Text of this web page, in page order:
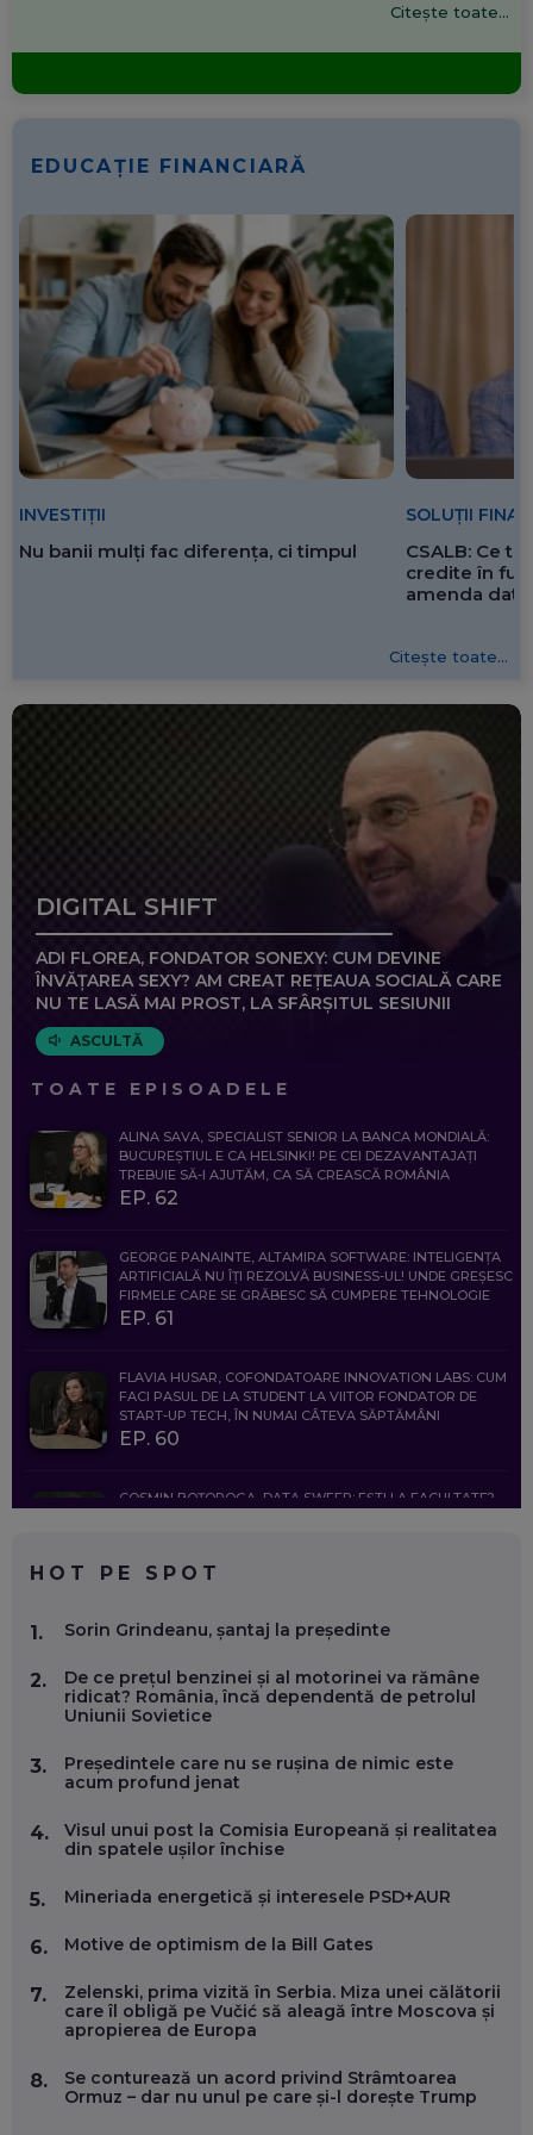
Citește toate...
EDUCAȚIE FINANCIARĂ
INVESTIȚII
Nu banii mulți fac diferența, ci timpul
SOLUȚII
CSALB: Ce
credite în
amenda
Citește toate...
DIGITAL SHIFT
ADI FLOREA, FONDATOR SONEXY: CUM DEVINE
ÎNVĂȚAREA SEXY? AM CREAT REȚEAUA SOCIALĂ CARE
NU TE LASĂ MAI PROST, LA SFÂRȘITUL SESIUNII
ASCULTĂ
TOATE EPISOADELE
ALINA SAVA, SPECIALIST SENIOR LA BANCA MONDIALĂ:
BUCUREȘTIUL E CA HELSINKI! PE CEI DEZAVANTAJAȚI
TREBUIE SĂ-I AJUTĂM, CA SĂ CREASCĂ ROMÂNIA
EP. 62
GEORGE PANAINTE, ALTAMIRA SOFTWARE: INTELIGENȚA
ARTIFICIALĂ NU ÎȚI REZOLVĂ BUSINESS-UL! UNDE GREȘESC
FIRMELE CARE SE GRĂBESC SĂ CUMPERE TEHNOLOGIE
EP. 61
FLAVIA HUSAR, COFONDATOARE INNOVATION LABS: CUM
FACI PASUL DE LA STUDENT LA VIITOR FONDATOR DE
START-UP TECH, ÎN NUMAI CÂTEVA SĂPTĂMÂNI
EP. 60
COSMIN BOȚOROGA, DATA SWEEP: EȘTI LA FACULTATE?
FOLOSEȘTI TEHNOLOGIA CA SĂ FII MAI BUN LA JOB. ȘI CUM
EP. 58
FOLOSEȘTI TEHNOLOGIA CA SĂ ÎȚI DESCHIZI DRUMUL
CĂTRE ARTĂ, LA NIVEL GLOBAL
EP. 57
ANDREI AVĂDANEI, BIT SENTINEL: CUM ÎȚI PROTEJEZI
CARIERĂ DE „HACKER CU PERMIS”
DOINA VÎLCEANU, CONTENTSPEED: VREI SUCCES ONLINE?
ÎNVAȚĂ AEO ȘI GEO!
EP. 55
OLIVIU MATEI, HOLISUN: SOFTWARE DE LA CLUJ PENTRU
HOT PE SPOT
1. Sorin Grindeanu, șantaj la președinte
2.
De ce prețul benzinei și al motorinei va rămâne
ridicat? România, încă dependentă de petrolul
Uniunii Sovietice
3.
Președintele care nu se rușina de nimic este
acum profund jenat
4.
Visul unui post la Comisia Europeană și realitatea
din spatele ușilor închise
5. Mineriada energetică și interesele PSD+AUR
6. Motive de optimism de la Bill Gates
7.
Zelenski, prima vizită în Serbia. Miza unei călătorii
care îl obligă pe Vučić să aleagă între Moscova și
apropierea de Europa
8.
Se conturează un acord privind Strâmtoarea
Ormuz – dar nu unul pe care și-l dorește Trump